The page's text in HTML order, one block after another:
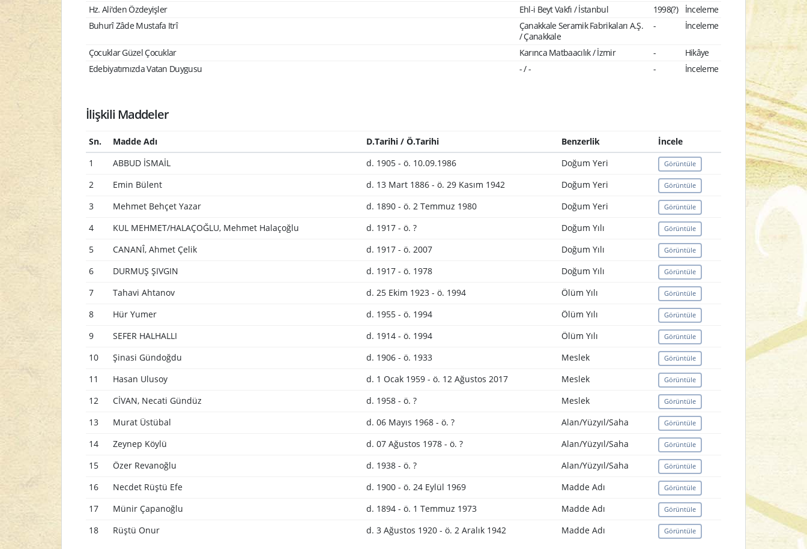
Hz. Ali'den Özdeyişler
Ehl-i Beyt Vakfı / İstanbul 1998(?)
İnceleme
Buhurî Zâde Mustafa Itrî
Çanakkale Seramik Fabrikaları A.Ş.
/ Çanakkale
- İnceleme
Çocuklar Güzel Çocuklar Karınca Matbaacılık / İzmir -
Hikâye
Edebiyatımızda Vatan Duygusu
- / - - İnceleme
İlişkili Maddeler
Sn. Madde Adı D.Tarihi / Ö.Tarihi Benzerlik
İncele
1
ABBUD İSMAİL d. 1905 - ö. 10.09.1986 Doğum Yeri Görüntüle
2 Emin Bülent d. 13 Mart 1886 - ö. 29 Kasım 1942 Doğum Yeri Görüntüle
3 Mehmet Behçet Yazar d. 1890 - ö. 2 Temmuz 1980 Doğum Yeri Görüntüle
4 KUL MEHMET/HALAÇOĞLU, Mehmet Halaçoğlu d. 1917 - ö. ? Doğum Yılı Görüntüle
5 CANANÎ, Ahmet Çelik d. 1917 - ö. 2007 Doğum Yılı Görüntüle
6 DURMUŞ ŞIVGIN d. 1917 - ö. 1978 Doğum Yılı Görüntüle
7 Tahavi Ahtanov d. 25 Ekim 1923 - ö. 1994 Ölüm Yılı Görüntüle
8 Hür Yumer d. 1955 - ö. 1994 Ölüm Yılı Görüntüle
9 SEFER HALHALLI d. 1914 - ö. 1994 Ölüm Yılı Görüntüle
10 Şinasi Gündoğdu d. 1906 - ö. 1933 Meslek Görüntüle
11 Hasan Ulusoy d. 1 Ocak 1959 - ö. 12 Ağustos 2017 Meslek Görüntüle
12 CİVAN, Necati Gündüz d. 1958 - ö. ? Meslek Görüntüle
13 Murat Üstübal d. 06 Mayıs 1968 - ö. ? Alan/Yüzyıl/Saha Görüntüle
14 Zeynep Köylü d. 07 Ağustos 1978 - ö. ? Alan/Yüzyıl/Saha Görüntüle
15 Özer Revanoğlu d. 1938 - ö. ? Alan/Yüzyıl/Saha Görüntüle
16 Necdet Rüştü Efe d. 1900 - ö. 24 Eylül 1969 Madde Adı Görüntüle
17 Münir Çapanoğlu d. 1894 - ö. 1 Temmuz 1973 Madde Adı Görüntüle
18 Rüştü Onur d. 3 Ağustos 1920 - ö. 2 Aralık 1942 Madde Adı Görüntüle